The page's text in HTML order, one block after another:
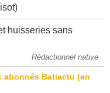
huisseries sans
Rédactionnel native